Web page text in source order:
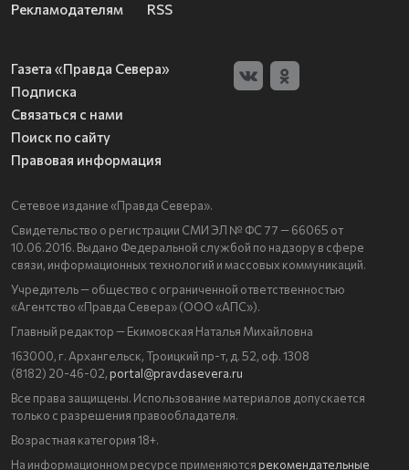
Рекламодателям RSS
Газета «Правда Севера»
Подписка
Связаться с нами
Поиск по сайту
Правовая информация
Сетевое издание «Правда Севера».
Свидетельство о регистрации СМИ ЭЛ № ФС 77 — 66065 от
10.06.2016. Выдано Федеральной службой по надзору в сфере
связи, информационных технологий и массовых коммуникаций.
Учредитель — общество с ограниченной ответственностью
«Агентство «Правда Севера» (ООО «АПС»).
Главный редактор — Екимовская Наталья Михайловна
163000, г. Архангельск, Троицкий пр-т, д. 52, оф. 1308
(8182) 20-46-02, portal@pravdasevera.ru
Все права защищены. Использование материалов допускается
только с разрешения правообладателя.
Возрастная категория 18+.
На информационном ресурсе применяются рекомендательные